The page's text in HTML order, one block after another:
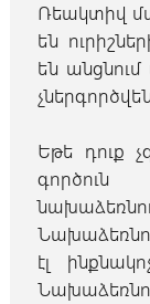
Ռեակտիվ
են
են
Եթե դուք
էլ